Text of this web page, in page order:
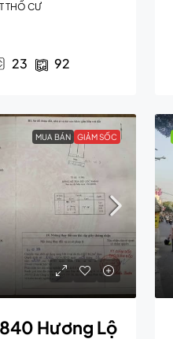
THỔ CƯ
23 92
MUA BÁN GIẢM SỐC
Hương Lộ